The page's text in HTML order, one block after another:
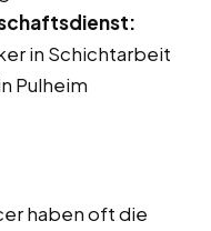
in Schichtarbeit
Pulheim
haben oft die